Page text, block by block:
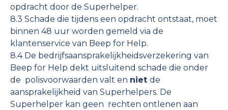
opdracht door de Superhelper.
8.3 Schade die tijdens een opdracht ontstaat, moet
binnen 48 uur worden gemeld via de
klantenservice van Beep for Help.
8.4 De bedrijfsaansprakelijkheidsverzekering van
Beep for Help dekt uitsluitend schade die onder
de polisvoorwaarden valt en niet de
aansprakelijkheid van Superhelpers. De
Superhelper kan geen rechten ontlenen aan